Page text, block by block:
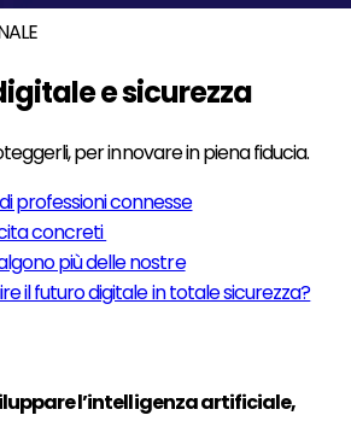
e sicurezza
per innovare in piena fiducia.
professioni connesse
concreti
più delle nostre
il futuro digitale in totale sicurezza?
l’intelligenza artificiale,